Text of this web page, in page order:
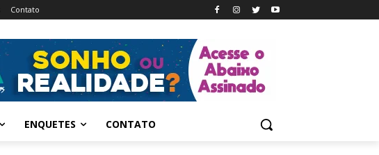
Contato
ENQUETES CONTATO